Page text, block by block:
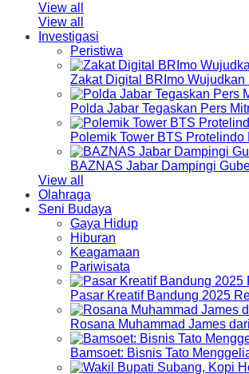
View all
View all
Investigasi
Peristiwa
Zakat Digital BRImo
Polda Jabar Tegaskan Pers
Polemik Tower BTS
BAZNAS Jabar Dampingi
View all
Olahraga
Seni Budaya
Gaya Hidup
Hiburan
Keagamaan
Pariwisata
Pasar Kreatif Bandung 2025
Rosana Muhammad James
Bamsoet: Bisnis Tato